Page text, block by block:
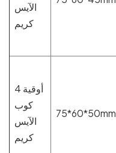
الآيس
كريم
4 أوقية
كوب
الآيس
كريم
75*60*50mm